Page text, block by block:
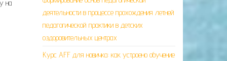
на
деятельности в процессе прохождения летней
педагогической практики в детских
оздоровительных центрах
Курс AFF для новичка: как устроено обучение